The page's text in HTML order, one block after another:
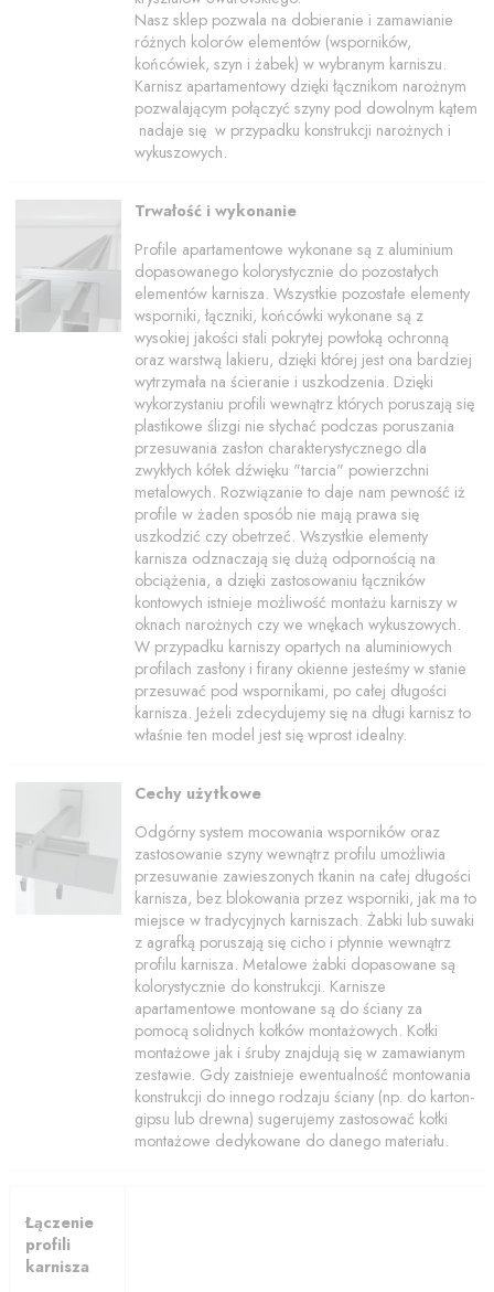
Nasz sklep pozwala na dobieranie i zamawianie
różnych kolorów elementów (wsporników,
końcówiek, szyn i żabek) w wybranym karniszu.
Karnisz apartamentowy dzięki łącznikom narożnym
pozwalającym połączyć szyny pod dowolnym kątem
nadaje się w przypadku konstrukcji narożnych i
wykuszowych.
Trwałość i wykonanie
Profile apartamentowe wykonane są z aluminium
dopasowanego kolorystycznie do pozostałych
elementów karnisza. Wszystkie pozostałe elementy
wsporniki, łączniki, końcówki wykonane są z
wysokiej jakości stali pokrytej powłoką ochronną
oraz warstwą lakieru, dzięki której jest ona bardziej
wytrzymała na ścieranie i uszkodzenia. Dzięki
wykorzystaniu profili wewnątrz których poruszają się
plastikowe ślizgi nie słychać podczas poruszania
przesuwania zasłon charakterystycznego dla
zwykłych kółek dźwięku "tarcia" powierzchni
metalowych. Rozwiązanie to daje nam pewność iż
profile w żaden sposób nie mają prawa się
uszkodzić czy obetrzeć. Wszystkie elementy
karnisza odznaczają się dużą odpornością na
obciążenia, a dzięki zastosowaniu łączników
kontowych istnieje możliwość montażu karniszy w
oknach narożnych czy we wnękach wykuszowych.
W przypadku karniszy opartych na aluminiowych
profilach zasłony i firany okienne jesteśmy w stanie
przesuwać pod wspornikami, po całej długości
karnisza. Jeżeli zdecydujemy się na długi karnisz to
właśnie ten model jest się wprost idealny.
Cechy użytkowe
Odgórny system mocowania wsporników oraz
zastosowanie szyny wewnątrz profilu umożliwia
przesuwanie zawieszonych tkanin na całej długości
karnisza, bez blokowania przez wsporniki, jak ma to
miejsce w tradycyjnych karniszach. Żabki lub suwaki
z agrafką poruszają się cicho i płynnie wewnątrz
profilu karnisza. Metalowe żabki dopasowane są
kolorystycznie do konstrukcji. Karnisze
apartamentowe montowane są do ściany za
pomocą solidnych kołków montażowych. Kołki
montażowe jak i śruby znajdują się w zamawianym
zestawie. Gdy zaistnieje ewentualność montowania
konstrukcji do innego rodzaju ściany (np. do karton-
gipsu lub drewna) sugerujemy zastosować kołki
montażowe dedykowane do danego materiału.
Łączenie
profili
karnisza